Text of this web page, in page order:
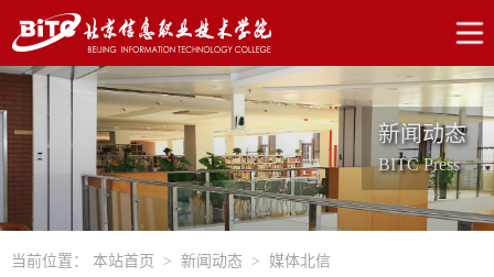
新闻动态
BITC Press
当前位置： 本站首页 > 新闻动态 > 媒体北信